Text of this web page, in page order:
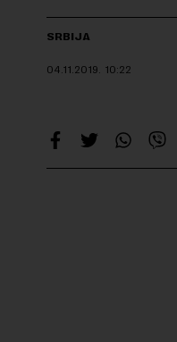
SRBIJA
04.11.2019. 10:22